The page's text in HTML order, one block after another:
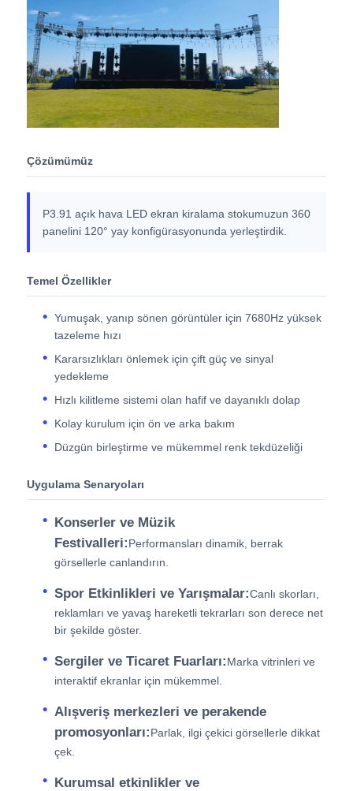
SMD LED Ekran
Dış LED Ekran Tablosu
Çözümümüz
P3.91 açık hava LED ekran kiralama stokumuzun 360
panelini 120° yay konfigürasyonunda yerleştirdik.
Temel Özellikler
Yumuşak, yanıp sönen görüntüler için 7680Hz yüksek
tazeleme hızı
Kararsızlıkları önlemek için çift güç ve sinyal
yedekleme
Hızlı kilitleme sistemi olan hafif ve dayanıklı dolap
Kolay kurulum için ön ve arka bakım
Düzgün birleştirme ve mükemmel renk tekdüzeliği
Uygulama Senaryoları
Konserler ve Müzik
Festivalleri:Performansları dinamik, berrak
görsellerle canlandırın.
Spor Etkinlikleri ve Yarışmalar:Canlı skorları,
reklamları ve yavaş hareketli tekrarları son derece net
bir şekilde göster.
Sergiler ve Ticaret Fuarları:Marka vitrinleri ve
interaktif ekranlar için mükemmel.
Alışveriş merkezleri ve perakende
promosyonları:Parlak, ilgi çekici görsellerle dikkat
çek.
Kurumsal etkinlikler ve